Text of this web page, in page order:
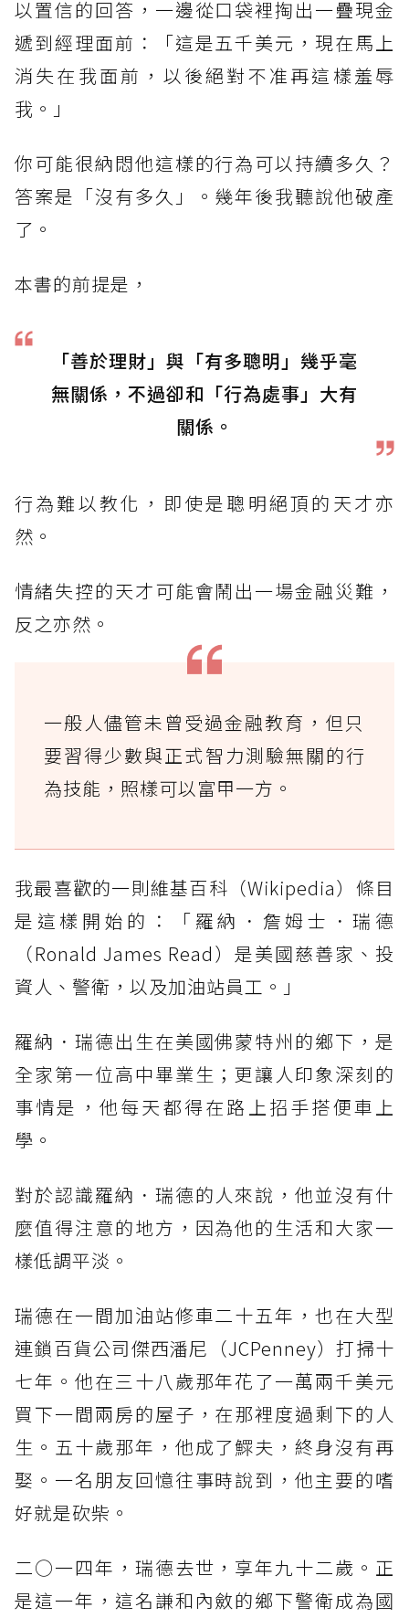
以置信的回答，一邊從口袋裡掏出一疊現金
遞到經理面前：「這是五千美元，現在馬上
消失在我面前，以後絕對不准再這樣羞辱
我。」
你可能很納悶他這樣的行為可以持續多久？
答案是「沒有多久」。幾年後我聽說他破產
了。
本書的前提是，
「善於理財」與「有多聰明」幾乎毫
無關係，不過卻和「行為處事」大有
關係。
行為難以教化，即使是聰明絕頂的天才亦
然。
情緒失控的天才可能會鬧出一場金融災難，
反之亦然。
一般人儘管未曾受過金融教育，但只
要習得少數與正式智力測驗無關的行
為技能，照樣可以富甲一方。
我最喜歡的一則維基百科（Wikipedia）條目
是這樣開始的：「羅納．詹姆士．瑞德
（Ronald James Read）是美國慈善家、投
資人、警衛，以及加油站員工。」
羅納．瑞德出生在美國佛蒙特州的鄉下，是
全家第一位高中畢業生；更讓人印象深刻的
事情是，他每天都得在路上招手搭便車上
學。
對於認識羅納．瑞德的人來說，他並沒有什
麼值得注意的地方，因為他的生活和大家一
樣低調平淡。
瑞德在一間加油站修車二十五年，也在大型
連鎖百貨公司傑西潘尼（JCPenney）打掃十
七年。他在三十八歲那年花了一萬兩千美元
買下一間兩房的屋子，在那裡度過剩下的人
生。五十歲那年，他成了鰥夫，終身沒有再
娶。一名朋友回憶往事時說到，他主要的嗜
好就是砍柴。
二○一四年，瑞德去世，享年九十二歲。正
是這一年，這名謙和內斂的鄉下警衛成為國